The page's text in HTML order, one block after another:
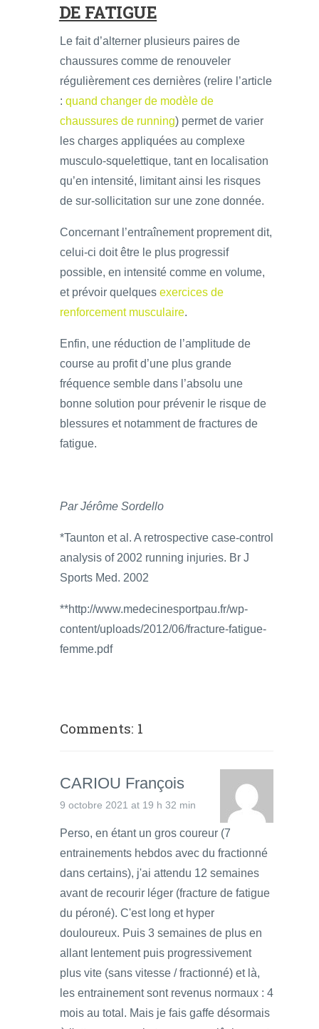
DE FATIGUE
Le fait d’alterner plusieurs paires de
chaussures comme de renouveler
régulièrement ces dernières (relire l’article
: quand changer de modèle de
chaussures de running) permet de varier
les charges appliquées au complexe
musculo-squelettique, tant en localisation
qu’en intensité, limitant ainsi les risques
de sur-sollicitation sur une zone donnée.
Concernant l’entraînement proprement dit,
celui-ci doit être le plus progressif
possible, en intensité comme en volume,
et prévoir quelques exercices de
renforcement musculaire.
Enfin, une réduction de l’amplitude de
course au profit d’une plus grande
fréquence semble dans l’absolu une
bonne solution pour prévenir le risque de
blessures et notamment de fractures de
fatigue.
Par Jérôme Sordello
*Taunton et al. A retrospective case-control
analysis of 2002 running injuries. Br J
Sports Med. 2002
**http://www.medecinesportpau.fr/wp-
content/uploads/2012/06/fracture-fatigue-
femme.pdf
Comments: 1
CARIOU François
9 octobre 2021 at 19 h 32 min
Perso, en étant un gros coureur (7
entrainements hebdos avec du fractionné
dans certains), j'ai attendu 12 semaines
avant de recourir léger (fracture de fatigue
du péroné). C'est long et hyper
douloureux. Puis 3 semaines de plus en
allant lentement puis progressivement
plus vite (sans vitesse / fractionné) et là,
les entrainement sont revenus normaux : 4
mois au total. Mais je fais gaffe désormais